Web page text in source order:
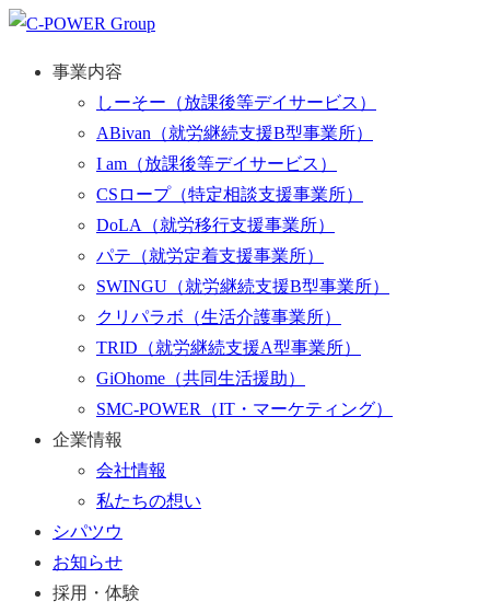
事業内容
しーそー （放課後等デイサービス）
ABivan （就労継続支援B型事業所）
I am （放課後等デイサービス）
CSロープ（特定相談支援事業所）
DoLA
（就労移行支援事業所）
パテ （就労定着支援事業所）
SWINGU （就労継続支援B型事業所）
クリパラボ （生活介護事業所）
TRID （就労継続支援A型事業所）
GiOhome （共同生活援助）
SMC-POWER
（IT・マーケティング）
企業情報
会社情報
私たちの想い
シパツウ
お知らせ
採用・体験